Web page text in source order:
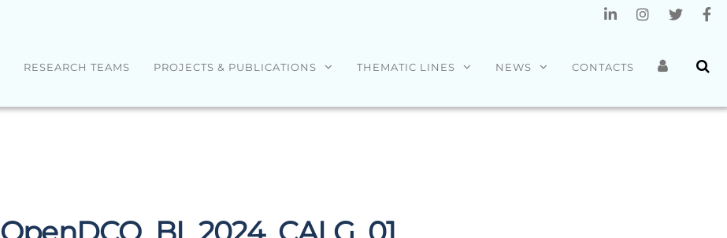
RESEARCH TEAMS PROJECTS & PUBLICATIONS THEMATIC LINES NEWS CONTACTS